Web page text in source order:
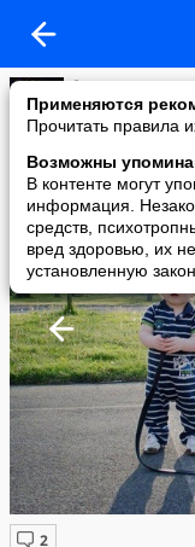
Применяются
Прочитать правила
Возможны
В контенте могут
информация.
средств,
вред здоровью, их
установленную
🐾 Мир СОБАК
added a photo
16 May в 18:26